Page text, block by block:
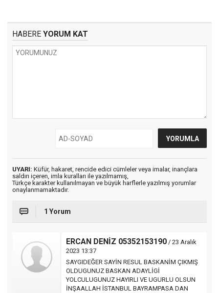
HABERE YORUM KAT
UYARI: Küfür, hakaret, rencide edici cümleler veya imalar, inançlara
saldırı içeren, imla kuralları ile yazılmamış,
Türkçe karakter kullanılmayan ve büyük harflerle yazılmış yorumlar
onaylanmamaktadır.
1 Yorum
ERCAN DENİZ 05352153190 / 23 Aralık
2023 13:37
SAYGIDEĞER SAYİN RESUL BASKANİM ÇIKMIŞ
OLDUGUNUZ BASKAN ADAYLİGİ
YOLCULUGUNUZ HAYIRLI VE UGURLU OLSUN
İNŞAALLAH İSTANBUL BAYRAMPASA DAN